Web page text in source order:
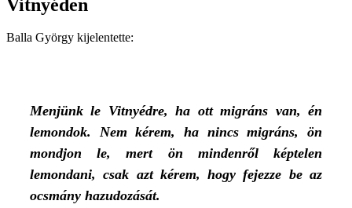
Vitnyéden
Balla György kijelentette:
Menjünk le Vitnyédre, ha ott migráns van, én
lemondok. Nem kérem, ha nincs migráns, ön
mondjon le, mert ön mindenről képtelen
lemondani, csak azt kérem, hogy fejezze be az
ocsmány hazudozását.